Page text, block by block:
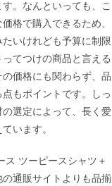
。なんといっても、こ
格で購入できるため、
いけれども予算に制限
てつけの商品と言える
価格にも関わらず、品
もポイントです。しっ
選定によって、長く愛
います。
ス ツーピースシャツ＋
通販サイトよりも品揃